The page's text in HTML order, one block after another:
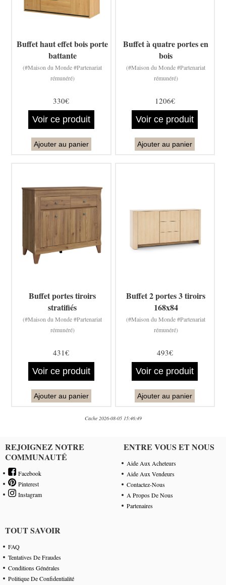
Buffet haut effet bois porte
battante
(#Maison du Monde #Partenariat
rémunéré)
330€
Voir ce produit
Ajouter au panier
Buffet à quatre portes en
bois
(#Maison du Monde #Partenariat
rémunéré)
1206€
Voir ce produit
Ajouter au panier
Buffet portes tiroirs
stratifiés
(#Maison du Monde #Partenariat
rémunéré)
431€
Voir ce produit
Ajouter au panier
Buffet 2 portes 3 tiroirs
168x84
(#Maison du Monde #Partenariat
rémunéré)
493€
Voir ce produit
Ajouter au panier
Cache 2026-08-05 15:46:49
REJOIGNEZ NOTRE
COMMUNAUTÉ
Facebook
Pinterest
Instagram
ENTRE VOUS ET NOUS
Aide Aux Acheteurs
Aide Aux Vendeurs
Contactez-Nous
A Propos De Nous
Partenaires
TOUT SAVOIR
FAQ
Tentatives De Fraudes
Conditions Générales
Politique De Confidentialité